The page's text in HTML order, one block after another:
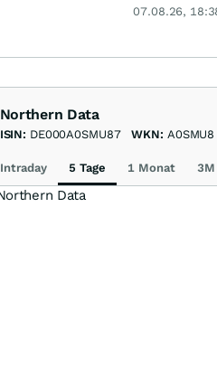
Gold glänzt
07.08.26,
Northern Data
ISIN: DE000A0SMU87 WKN: A0SMU8
Intraday 5 Tage 1 Monat 3M